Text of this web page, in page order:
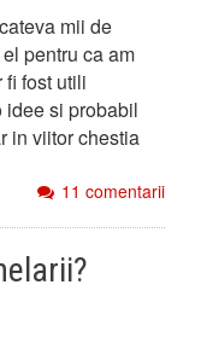
mii de
pentru ca am
fi fost utili
idee si probabil
in viitor chestia
11 comentarii